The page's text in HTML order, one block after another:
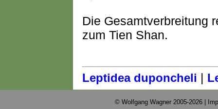
Die Gesamtverbreitung
zum Tien Shan.
Leptidea duponcheli |
© Wolfgang Wagner 2005-2026 |